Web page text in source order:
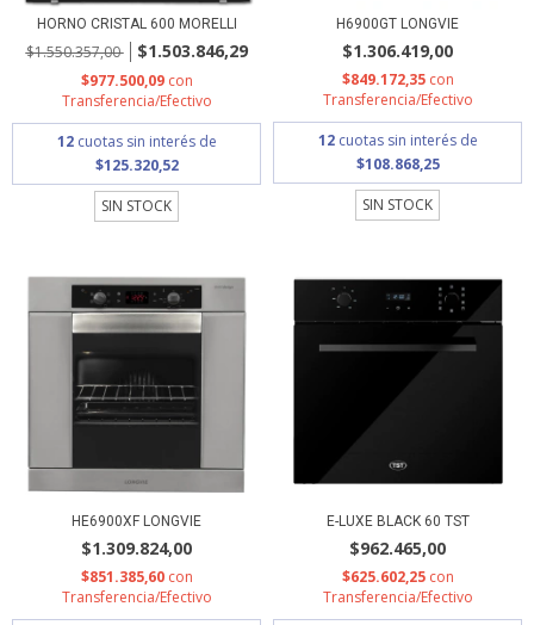
HORNO CRISTAL 600 MORELLI
$1.550.357,00 $1.503.846,29
$977.500,09 con
Transferencia/Efectivo
12 cuotas sin interés de
$125.320,52
SIN STOCK
H6900GT LONGVIE
$1.306.419,00
$849.172,35 con
Transferencia/Efectivo
12 cuotas sin interés de
$108.868,25
SIN STOCK
HE6900XF LONGVIE
$1.309.824,00
$851.385,60 con
Transferencia/Efectivo
E-LUXE BLACK 60 TST
$962.465,00
$625.602,25 con
Transferencia/Efectivo